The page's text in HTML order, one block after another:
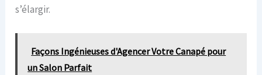
s’élargir.
Façons Ingénieuses d'Agencer Votre Canapé pour
un Salon Parfait